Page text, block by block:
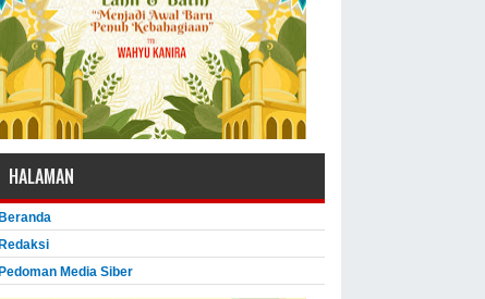
HALAMAN
Beranda
Redaksi
Pedoman Media Siber